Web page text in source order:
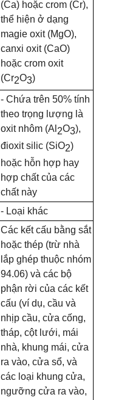
(Ca) hoặc crom (Cr),
thể hiện ở dạng
magie oxit (MgO),
canxi oxit (CaO)
hoặc crom oxit
(Cr2O3)
- Chứa trên 50% tính
theo trọng lượng là
oxit nhôm (A 2O3),
đioxit silic (SiO2)
hoặc hỗn hợp hay
hợp chất của các
chất này
- Loại khác
Các kết cấu bằng sắt
hoặc thép (trừ nhà
lắp ghép thuộc nhóm
94.06) và các bộ
phận rời của các kết
cấu (ví dụ, cầu và
nhịp cầu, cửa cống,
tháp, cột lưới, mái
nhà, khung mái, cửa
ra vào, cửa sổ, và
các loại khung cửa,
ngưỡng cửa ra vào,